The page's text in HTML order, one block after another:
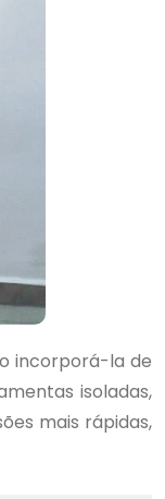
incorporá-la de
isoladas,
mais rápidas,